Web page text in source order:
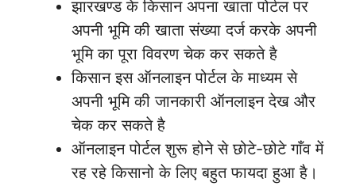
झारखण्ड के किसान अपना खाता पोर्टल पर
अपनी भूमि की खाता संख्या दर्ज करके अपनी
भूमि का पूरा विवरण चेक कर सकते है
किसान इस ऑनलाइन पोर्टल के माध्यम से
अपनी भूमि की जानकारी ऑनलाइन देख और
चेक कर सकते है
ऑनलाइन पोर्टल शुरू होने से छोटे-छोटे गाँव में
रह रहे किसानो के लिए बहुत फायदा हुआ है।